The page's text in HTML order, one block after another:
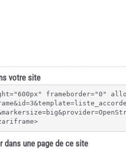
votre site
frameborder="0"
une page de ce site